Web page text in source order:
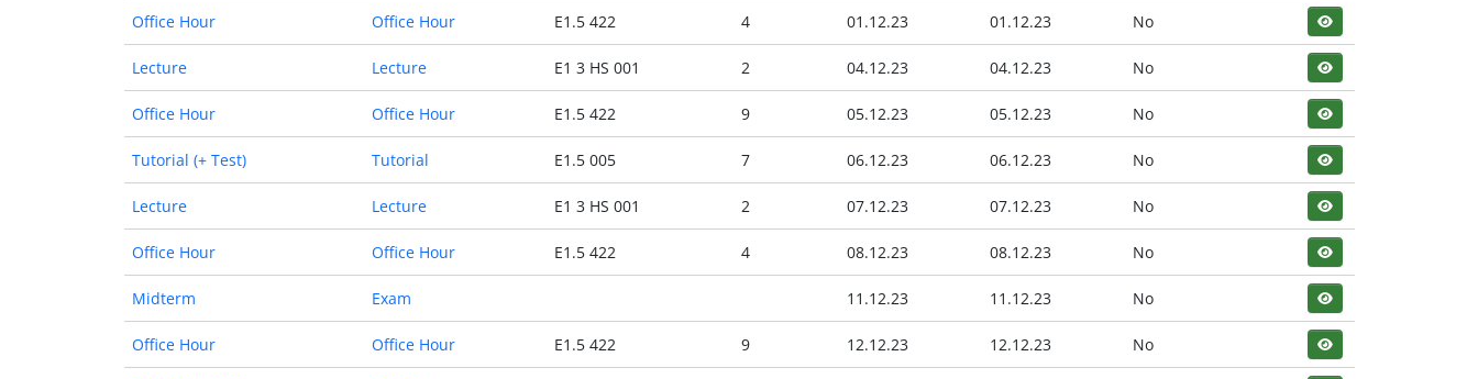
Office Hour Office Hour E1.5 422 4 01.12.23 01.12.23 No
Lecture Lecture E1 3 HS 001 2 04.12.23 04.12.23 No
Office Hour Office Hour E1.5 422 9 05.12.23 05.12.23 No
Tutorial (+ Test) Tutorial E1.5 005 7 06.12.23 06.12.23 No
Lecture Lecture E1 3 HS 001 2 07.12.23 07.12.23 No
Office Hour Office Hour E1.5 422 4 08.12.23 08.12.23 No
Midterm Exam 11.12.23 11.12.23 No
Office Hour Office Hour E1.5 422 9 12.12.23 12.12.23 No